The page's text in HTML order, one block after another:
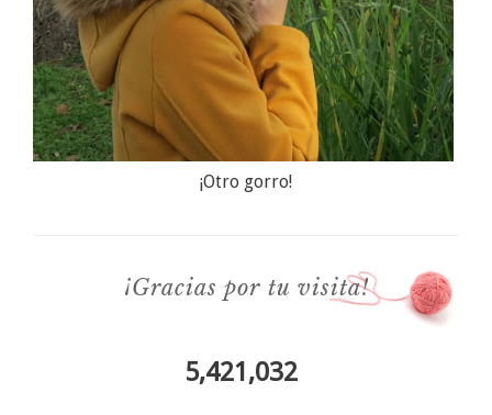
¡Otro gorro!
¡Gracias por tu visita!
5,421,032